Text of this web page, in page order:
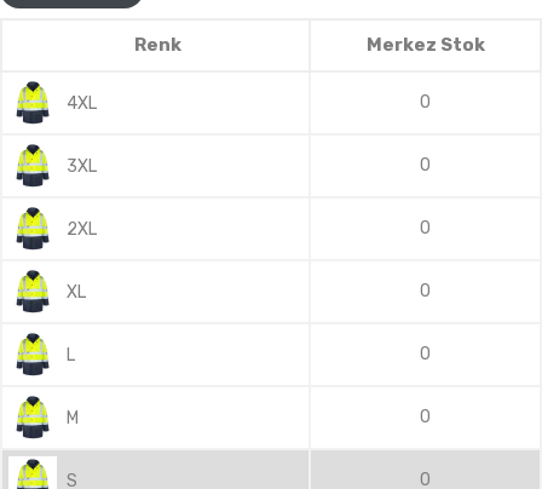
Renk Merkez Stok
4XL 0
3XL 0
2XL 0
XL 0
L 0
M 0
S 0